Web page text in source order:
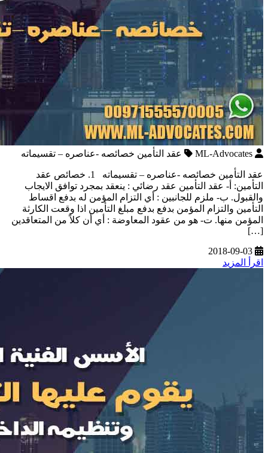
ML-Advocates عقد التأمين خصائصه -عناصره – تقسيماته
عقد التأمين خصائصه -عناصره – تقسيماته 1. خصائص عقد
التأمين: أ‌- عقد التأمين عقد رضائي : ينعقد بمجرد توافق الايجاب
والقبول. ب‌- ملزم للجانبين : أي التزام المؤمن له بدفع اقساط
التأمين والتزام المؤمن بدفع بدفع مبلغ التأمين اذا وقعت الكارثة
المؤمن منها. ت‌- هو من عقود المعاوضة : أي أن كلاً من المتعاقدين
[…]
2018-09-03
اقرأ المزيد